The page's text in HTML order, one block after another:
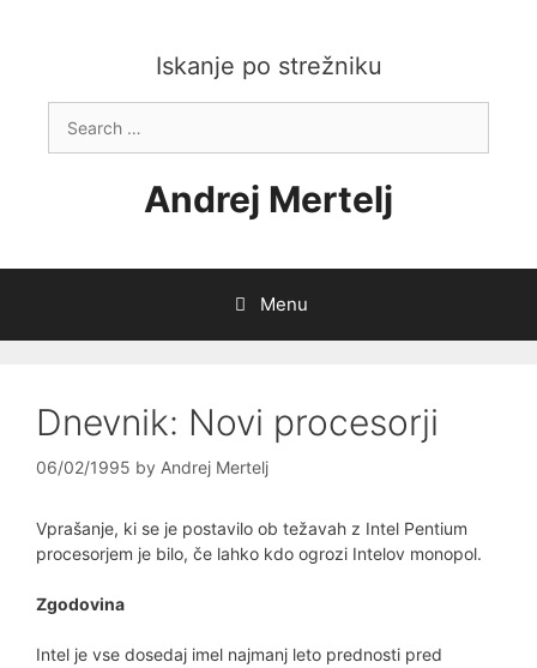
Iskanje po strežniku
for:
Andrej Mertelj
Menu
Dnevnik: Novi procesorji
06/02/1995 by Andrej Mertelj
Vprašanje, ki se je postavilo ob težavah z Intel Pentium
procesorjem je bilo, če lahko kdo ogrozi Intelov monopol.
Zgodovina
Intel je vse dosedaj imel najmanj leto prednosti pred